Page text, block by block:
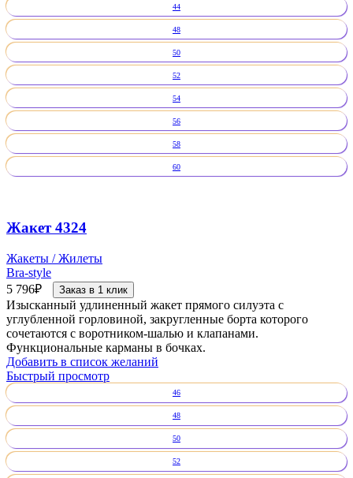
44
48
50
52
54
56
58
60
Жакет 4324
Жакеты / Жилеты
Bra-style
5 796₽ Заказ в 1 клик
Изысканный удлиненный жакет прямого силуэта с
углубленной горловиной, закругленные борта которого
сочетаются с воротником-шалью и клапанами.
Функциональные карманы в бочках.
Добавить в список желаний
Быстрый просмотр
46
48
50
52